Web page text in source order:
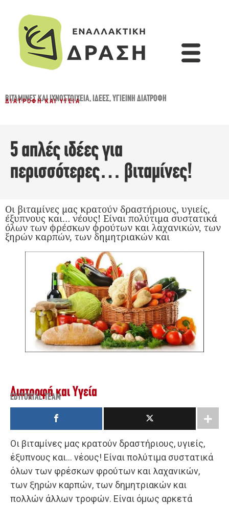
ΒΙΤΑΜΊΝΕΣ ΚΑΙ ΙΧΝΟΣΤΟΙΧΕΊΑ,ΙΔΈΕΣ,ΥΓΙΕΙΝΉ ΔΙΑΤΡΟΦΉ
ΔΙΑΤΡΟΦΉ ΚΑΙ ΥΓΕΊΑ
5 απλές ιδέες για
περισσότερες… βιταμίνες!
Οι βιταμίνες μας κρατούν δραστήριους, υγιείς,
έξυπνους και… νέους! Είναι πολύτιμα συστατικά
όλων των φρέσκων φρούτων και λαχανικών, των
ξηρών καρπών, των δημητριακών και
Διατροφή και Υγεία
EDITORIAL TEAM
Οι βιταμίνες μας κρατούν δραστήριους, υγιείς,
έξυπνους και… νέους! Είναι πολύτιμα συστατικά
όλων των φρέσκων φρούτων και λαχανικών,
των ξηρών καρπών, των δημητριακών και
πολλών άλλων τροφών. Είναι όμως αρκετά